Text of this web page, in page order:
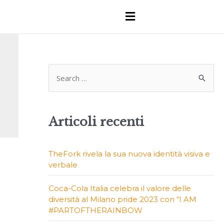
Articoli recenti
TheFork rivela la sua nuova identità visiva e
verbale
Coca-Cola Italia celebra il valore delle
diversità al Milano pride 2023 con “I AM
#PARTOFTHERAINBOW